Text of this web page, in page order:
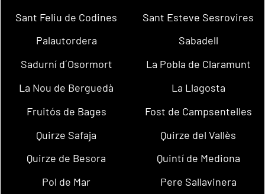
Sant Feliu de Codines
Sant Esteve Sesrovires
Palautordera
Sabadell
Sadurní d´Osormort
La Pobla de Claramunt
La Nou de Berguedà
La Llagosta
Fruitós de Bages
Fost de Campsentelles
Quirze Safaja
Quirze del Vallès
Quirze de Besora
Quintí de Mediona
Pol de Mar
Pere Sallavinera